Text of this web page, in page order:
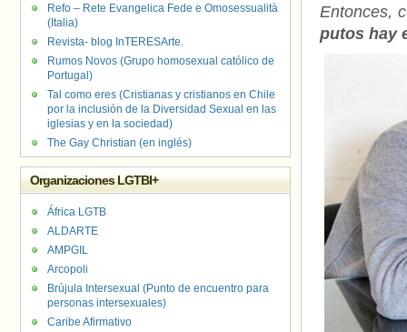
Entonces,
putos hay
Refo – Rete Evangelica Fede e Omosessualità
(Italia)
Revista- blog InTERESArte.
Rumos Novos (Grupo homosexual católico de
Portugal)
Tal como eres (Cristianas y cristianos en Chile
por la inclusión de la Diversidad Sexual en las
iglesias y en la sociedad)
The Gay Christian (en inglés)
Organizaciones LGTBI+
África LGTB
ALDARTE
AMPGIL
Arcopoli
Brújula Intersexual (Punto de encuentro para
personas intersexuales)
Caribe Afirmativo